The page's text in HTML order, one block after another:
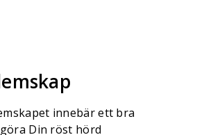
innebär ett bra
Din röst hörd